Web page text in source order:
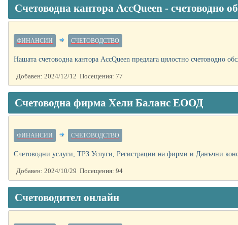
Счетоводна кантора AccQueen - счетоводно
ФИНАНСИИ СЧЕТОВОДСТВО
Нашата счетоводна кантора AccQueen предлага цялостно счетоводно
Добавен: 2024/12/12 Посещения: 77
Счетоводна фирма Хели Баланс ЕООД
ФИНАНСИИ СЧЕТОВОДСТВО
Счетоводни услуги, ТРЗ Услуги, Регистрации на фирми и Данъчни
Добавен: 2024/10/29 Посещения: 94
Счетоводител онлайн